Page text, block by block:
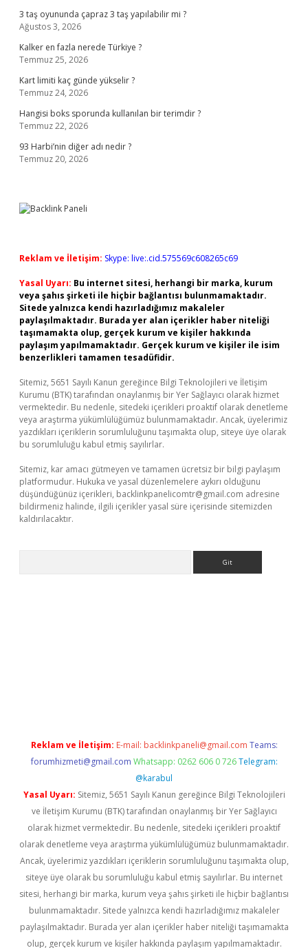
3 taş oyununda çapraz 3 taş yapılabilir mi ?
Ağustos 3, 2026
Kalker en fazla nerede Türkiye ?
Temmuz 25, 2026
Kart limiti kaç günde yükselir ?
Temmuz 24, 2026
Hangisi boks sporunda kullanılan bir terimdir ?
Temmuz 22, 2026
93 Harbi’nin diğer adı nedir ?
Temmuz 20, 2026
Reklam ve İletişim: Skype: live:.cid.575569c608265c69
Yasal Uyarı: Bu internet sitesi, herhangi bir marka, kurum
veya şahıs şirketi ile hiçbir bağlantısı bulunmamaktadır.
Sitede yalnızca kendi hazırladığımız makaleler
paylaşılmaktadır. Burada yer alan içerikler haber niteliği
taşımamakta olup, gerçek kurum ve kişiler hakkında
paylaşım yapılmamaktadır. Gerçek kurum ve kişiler ile isim
benzerlikleri tamamen tesadüfidir.
Sitemiz, 5651 Sayılı Kanun gereğince Bilgi Teknolojileri ve İletişim
Kurumu (BTK) tarafından onaylanmış bir Yer Sağlayıcı olarak hizmet
vermektedir. Bu nedenle, sitedeki içerikleri proaktif olarak denetleme
veya araştırma yükümlülüğümüz bulunmamaktadır. Ancak, üyelerimiz
yazdıkları içeriklerin sorumluluğunu taşımakta olup, siteye üye olarak
bu sorumluluğu kabul etmiş sayılırlar.
Sitemiz, kar amacı gütmeyen ve tamamen ücretsiz bir bilgi paylaşım
platformudur. Hukuka ve yasal düzenlemelere aykırı olduğunu
düşündüğünüz içerikleri, backlinkpanelicomtr@gmail.com adresine
bildirmeniz halinde, ilgili içerikler yasal süre içerisinde sitemizden
kaldırılacaktır.
Reklam ve İletişim: E-mail: backlinkpaneli@gmail.com Teams:
forumhizmeti@gmail.com Whatsapp: 0262 606 0 726 Telegram:
@karabul
Yasal Uyarı: Sitemiz, 5651 Sayılı Kanun gereğince Bilgi Teknolojileri
ve İletişim Kurumu (BTK) tarafından onaylanmış bir Yer Sağlayıcı
olarak hizmet vermektedir. Bu nedenle, sitedeki içerikleri proaktif
olarak denetleme veya araştırma yükümlülüğümüz bulunmamaktadır.
Ancak, üyelerimiz yazdıkları içeriklerin sorumluluğunu taşımakta olup,
siteye üye olarak bu sorumluluğu kabul etmiş sayılırlar. Bu internet
sitesi, herhangi bir marka, kurum veya şahıs şirketi ile hiçbir bağlantısı
bulunmamaktadır. Sitede yalnızca kendi hazırladığımız makaleler
paylaşılmaktadır. Burada yer alan içerikler haber niteliği taşımamakta
olup, gerçek kurum ve kişiler hakkında paylaşım yapılmamaktadır.